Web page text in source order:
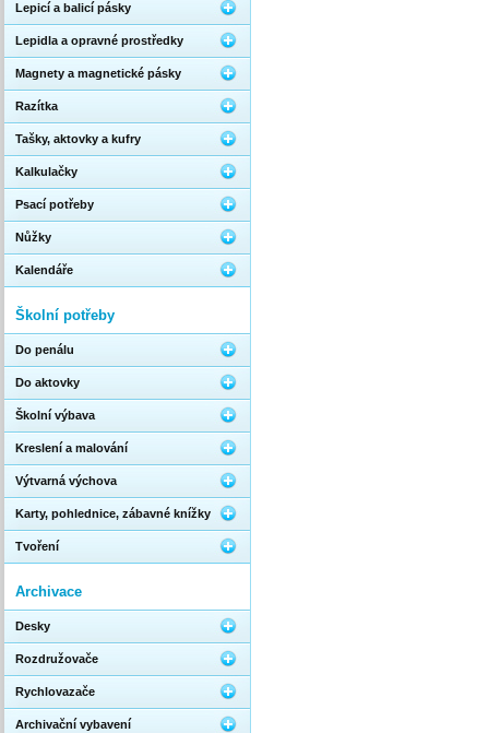
Lepicí a balicí pásky
Lepidla a opravné prostředky
Magnety a magnetické pásky
Razítka
Tašky, aktovky a kufry
Kalkulačky
Psací potřeby
Nůžky
Kalendáře
Školní potřeby
Do penálu
Do aktovky
Školní výbava
Kreslení a malování
Výtvarná výchova
Karty, pohlednice, zábavné knížky
Tvoření
Archivace
Desky
Rozdružovače
Rychlovazače
Archivační vybavení